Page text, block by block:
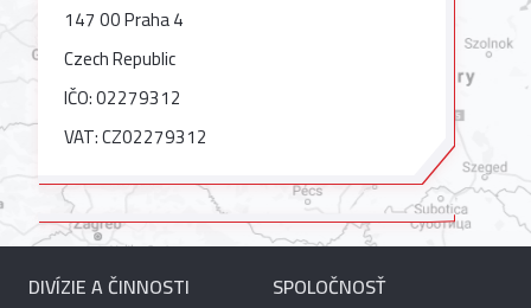
147 00 Praha 4
Czech Republic
IČO: 02279312
VAT: CZ02279312
DIVÍZIE A ČINNOSTI
SPOLOČNOSŤ